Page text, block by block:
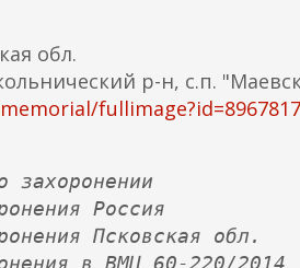
обл.
р-н, с.п.
захоронении
Россия
Псковская обл.
в ВМЦ 60-220/2014